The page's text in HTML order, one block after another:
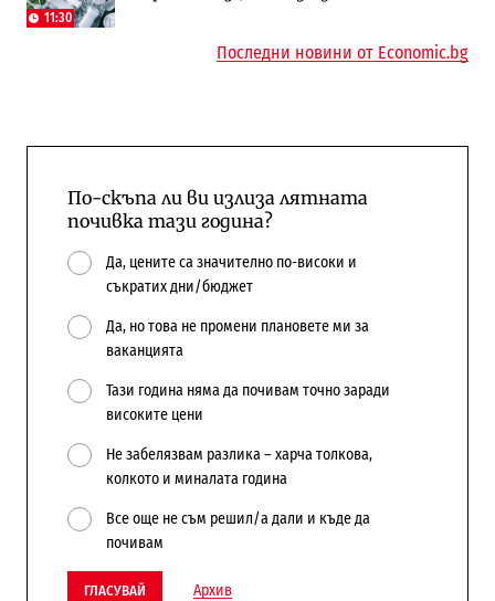
11:30
10:12
Последни новини от Economic.bg
По-скъпа ли ви излиза лятната
почивка тази година?
Да, цените са значително по-високи и
съкратих дни/бюджет
Да, но това не промени плановете ми за
ваканцията
Тази година няма да почивам точно заради
високите цени
Не забелязвам разлика – харча толкова,
колкото и миналата година
Все още не съм решил/а дали и къде да
почивам
ГЛАСУВАЙ Архив